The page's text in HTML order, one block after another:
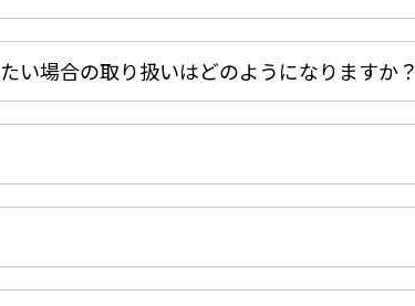
い場合の取り扱いはどのようになりますか？